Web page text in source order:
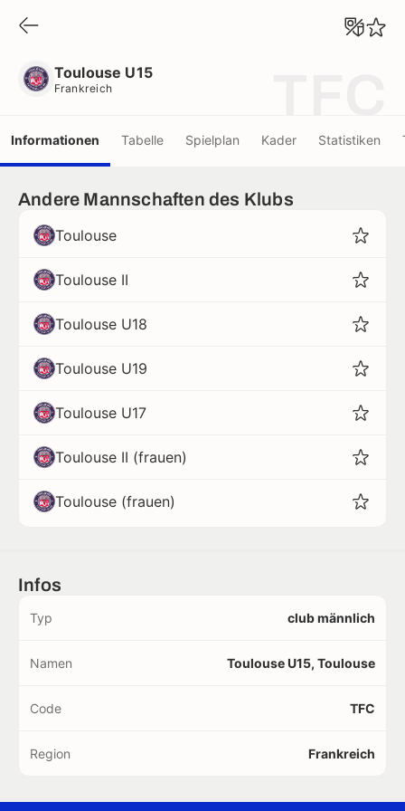
Toulouse U15
Frankreich
Informationen Tabelle Spielplan Kader Statistiken
Andere Mannschaften des Klubs
Toulouse
Toulouse II
Toulouse U18
Toulouse U19
Toulouse U17
Toulouse II (frauen)
Toulouse (frauen)
Infos
Typ club männlich
Namen Toulouse U15, Toulouse
Code TFC
Region Frankreich